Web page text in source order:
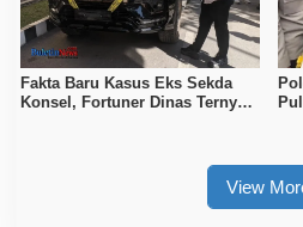
Fakta Baru Kasus Eks Sekda
Konsel, Fortuner Dinas Ternyata
View